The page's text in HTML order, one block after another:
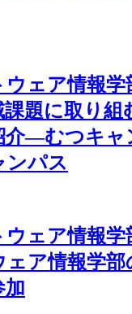
ウェア情報
題に取り組
介―むつキャ
ンパス
ウェア情報
ェア情報学部